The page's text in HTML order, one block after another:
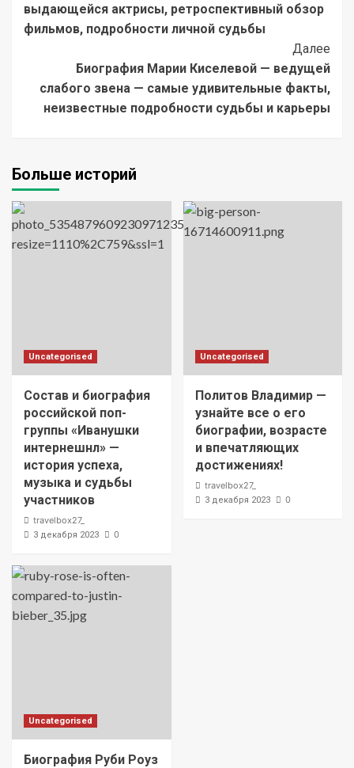
выдающейся актрисы, ретроспективный обзор
фильмов, подробности личной судьбы
Далее
Биография Марии Киселевой — ведущей
слабого звена — самые удивительные факты,
неизвестные подробности судьбы и карьеры
Больше историй
Uncategorised
Состав и биография
российской поп-
группы «Иванушки
интернешнл» —
история успеха,
музыка и судьбы
участников
travelbox27_
3 декабря 2023 0
Uncategorised
Политов Владимир —
узнайте все о его
биографии, возрасте
и впечатляющих
достижениях!
travelbox27_
3 декабря 2023 0
Uncategorised
Биография Руби Роуз